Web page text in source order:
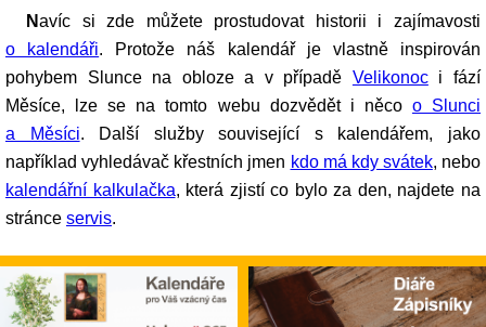
Navíc si zde můžete prostudovat historii i zajímavosti
o kalendáři. Protože náš kalendář je vlastně inspirován
pohybem Slunce na obloze a v případě Velikonoci fází
Měsíce, lze se na tomto webu dozvědět i něco o Slunci
a Měsíci. Další služby související s kalendářem, jako
například vyhledávač křestních jmen kdo má kdy svátek, nebo
kalendářní kalkulačka, která zjistí co bylo za den, najdete na
stránce servis.